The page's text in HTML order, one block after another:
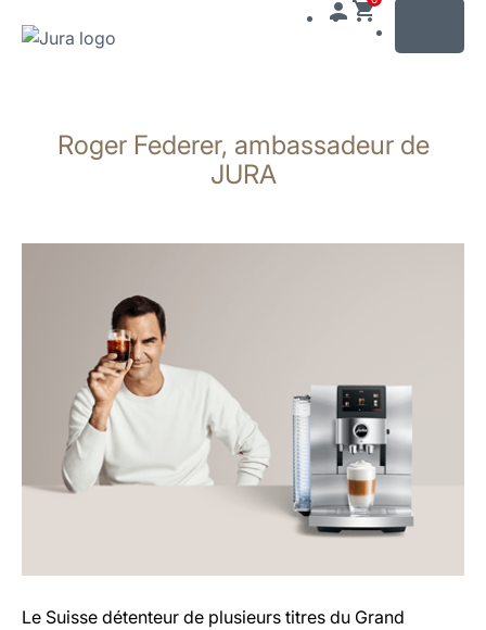
contenuRoger Federer, ambassadeur de
JURA
Le Suisse détenteur de plusieurs titres du Grand